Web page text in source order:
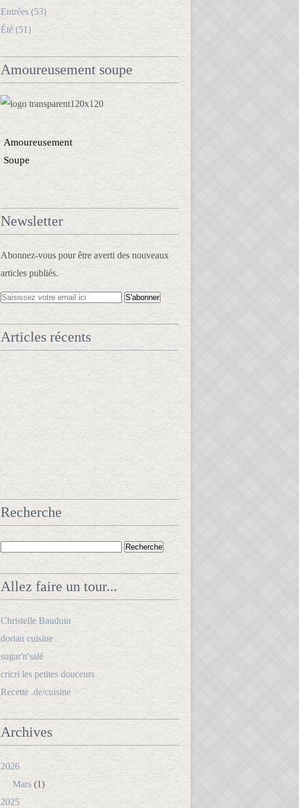
Entrées (53)
Été (51)
Amoureusement soupe
Amoureusement
Soupe
Newsletter
Abonnez-vous pour être averti des nouveaux
articles publiés.
Articles récents
Recherche
Allez faire un tour...
Christelle Bauduin
dorian cuisine
sugar'n'salé
cricri les petites douceurs
Recette .de/cuisine
Archives
2026
Mars (1)
2025